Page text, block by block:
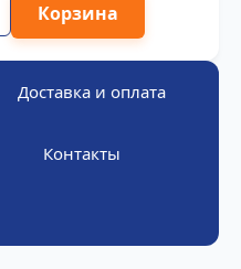
Корзина
Доставка и оплата
Контакты